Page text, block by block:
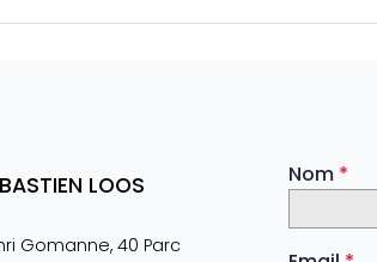
LOOS
Gomanne, 40 Parc
Nom *